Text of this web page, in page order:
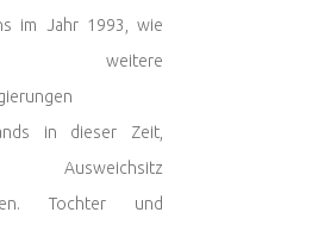
im Jahr 1993, wie
weitere
in dieser Zeit,
Tochter und